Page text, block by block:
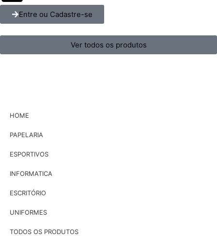
Entre ou Cadastre-se
Ver todos os produtos
HOME
PAPELARIA
ESPORTIVOS
INFORMATICA
ESCRITÓRIO
UNIFORMES
TODOS OS PRODUTOS